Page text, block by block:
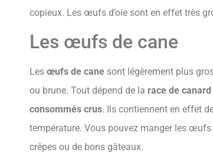
copieux. Les œufs d’oie sont en effet très
Les œufs de cane
Les œufs de cane sont légèrement plus
ou brune. Tout dépend de la race de canard
consommés crus. Ils contiennent en effet
température. Vous pouvez manger les
crêpes ou de bons gâteaux.